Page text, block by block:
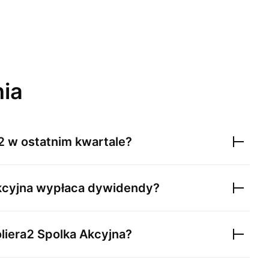
w ostatnim kwartale?
wypłaca dywidendy?
Spolka Akcyjna?